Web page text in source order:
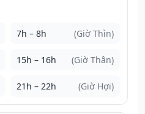
7h – 8h (Giờ Thìn)
15h – 16h (Giờ Thân)
21h – 22h (Giờ Hợi)